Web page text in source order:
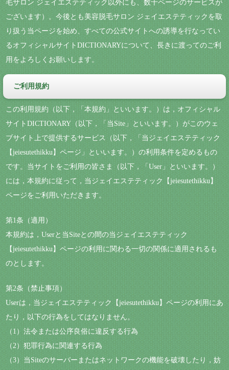
毛サロン ジェイエステティック以外にも、数千ページのサービスが
ございます）。今後とも美容脱毛サロン ジェイエステティックを取
り扱う当ページを始め、すべての公式サイトへの誘導を行なってい
るオフィシャルサイトDICTIONARYについて、長きに渡ってのご利
用をよろしくお願いします。
ご利用規約
この利用規約（以下，「本規約」といいます。）は，オフィシャル
サイトDICTIONARY（以下，「当Site」といいます。）がこのウェ
ブサイト上で提供するサービス（以下，「当ジェイエステティック
【jeiesutethikku】ページ」といいます。）の利用条件を定めるもの
です。当サイトをご利用の皆さま（以下，「User」といいます。）
には，本規約に従って，当ジェイエステティック【jeiesutethikku】
ページをご利用いただきます。
第1条（適用）
本規約は，Userと当Siteとの間の当ジェイエステティック
【jeiesutethikku】ページの利用に関わる一切の関係に適用されるも
のとします。
第2条（禁止事項）
Userは，当ジェイエステティック【jeiesutethikku】ページの利用にあ
たり，以下の行為をしてはなりません。
（1）法令または公序良俗に違反する行為
（2）犯罪行為に関連する行為
（3）当Siteのサーバーまたはネットワークの機能を破壊したり，妨